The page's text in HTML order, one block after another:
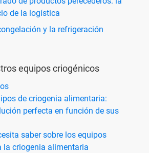
de la logística
y la refrigeración
equipos criogénicos
de criogenia alimentaria:
perfecta en función de sus
saber sobre los equipos
la criogenia alimentaria